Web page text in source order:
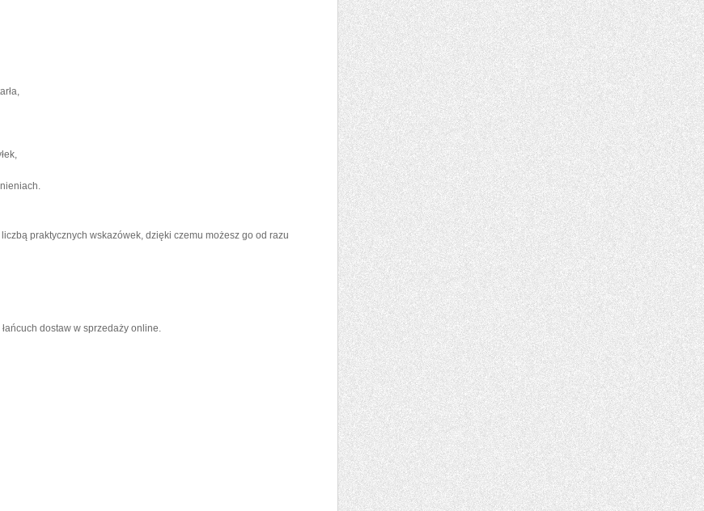
praktycznych wskazówek, dzięki czemu możesz go od razu
dostaw w sprzedaży online.